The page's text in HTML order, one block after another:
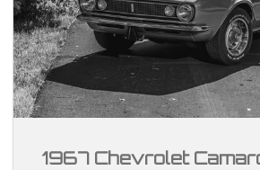
1967 Chevrolet